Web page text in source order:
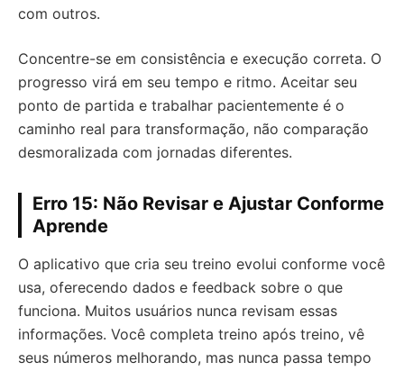
com outros.
Concentre-se em consistência e execução correta. O
progresso virá em seu tempo e ritmo. Aceitar seu
ponto de partida e trabalhar pacientemente é o
caminho real para transformação, não comparação
desmoralizada com jornadas diferentes.
Erro 15: Não Revisar e Ajustar Conforme
Aprende
O aplicativo que cria seu treino evolui conforme você
usa, oferecendo dados e feedback sobre o que
funciona. Muitos usuários nunca revisam essas
informações. Você completa treino após treino, vê
seus números melhorando, mas nunca passa tempo